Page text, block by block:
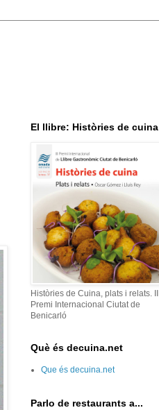
El llibre: Històries de cuina
Històries de Cuina, plats i relats. III
Premi Internacional Ciutat de
Benicarló
Què és decuina.net
Que és decuina.net
Parlo de restaurants a...